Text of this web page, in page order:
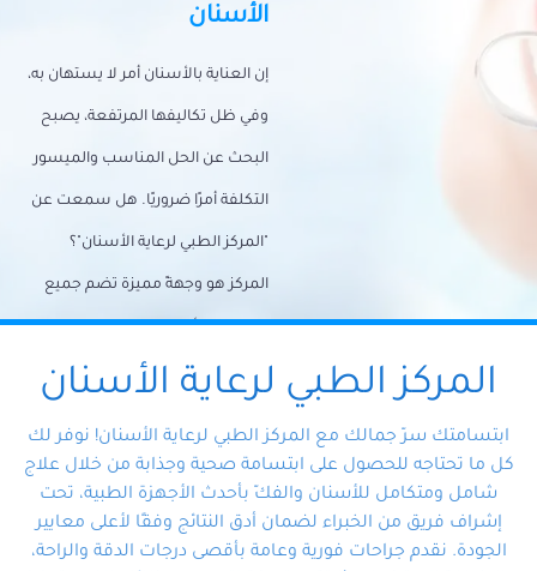
الأسنان
إن العناية بالأسنان أمر لا يستهان به،
وفي ظل تكاليفها المرتفعة، يصبح
البحث عن الحل المناسب والميسور
التكلفة أمرًا ضروريًا. هل سمعت عن
"المركز الطبي لرعاية الأسنان"؟
المركز هو وجهةً مميزة تضم جميع
احتياجات الأسنان تحت سقف واحد،
وتضمن لك حلاً شاملًا لجميع
المتخصص ذوي الخبرة، ستجد نفسك
في أيد أمينة تلبي احتياجاتك بكل
احترافية ودقة.
المركز الطبي لرعاية الأسنان
ابتسامتك سرّ جمالك مع المركز الطبي لرعاية الأسنان! نوفر لك
كل ما تحتاجه للحصول على ابتسامة صحية وجذابة من خلال علاج
شامل ومتكامل للأسنان والفكّ بأحدث الأجهزة الطبية، تحت
إشراف فريق من الخبراء لضمان أدق النتائج وفقًا لأعلى معايير
الجودة. نقدم جراحات فورية وعامة بأقصى درجات الدقة والراحة،